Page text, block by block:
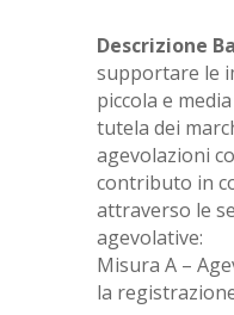
Descrizione
supportare le
piccola e
tutela dei
agevolazioni
contributo in
attraverso le
agevolative:
Misura A –
la